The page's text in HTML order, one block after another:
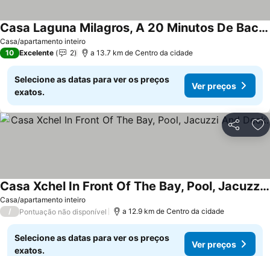
Casa/apartamento inteiro
Casa Laguna Milagros, A 20 Minutos De Bacalar
Ver preços
10 Excelente 2 a 13.7 km de Centro da cidade
Selecione as datas para ver os preços
exatos.
Ver preços
Partilhar
Casa/apartamento inteiro
Casa Xchel In Front Of The Bay, Pool, Jacuzzi And Deck.
Ver preços
/ Pontuação não disponível a 12.9 km de Centro da cidade
Selecione as datas para ver os preços
exatos.
Ver preços